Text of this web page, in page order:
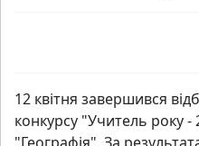
12 квітня завершився
конкурсу "Учитель року -